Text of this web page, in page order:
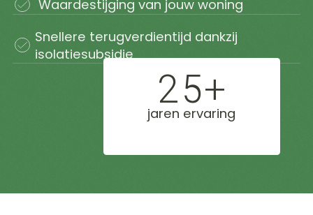
duizenden
juist nú kiezen
voor isolatie
Waardestijging van jouw woning
Snellere terugverdientijd dankzij
isolatiesubsidie
25+
jaren ervaring